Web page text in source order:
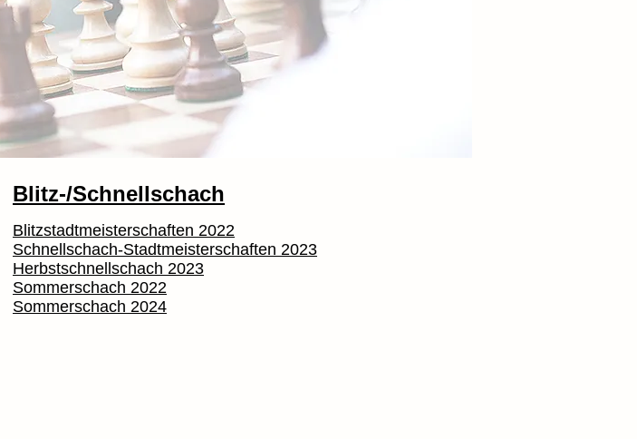
Blitz-/Schnellschach
Blitzstadtmeisterschaften 2022
Schnellschach-Stadtmeisterschaften 2023
Herbstschnellschach 2023
Sommerschach 2022
Sommerschach 2024